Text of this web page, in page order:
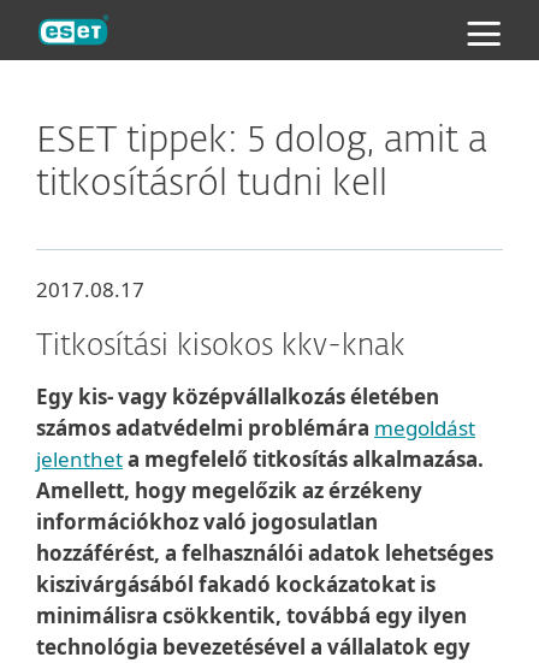
ESET tippek: 5 dolog, amit a
titkosításról tudni kell
2017.08.17
Titkosítási kisokos kkv-knak
Egy kis- vagy középvállalkozás életében
számos adatvédelmi problémára megoldást
jelentheta megfelelő titkosítás alkalmazása.
Amellett, hogy megelőzik az érzékeny
információkhoz való jogosulatlan
hozzáférést, a felhasználói adatok lehetséges
kiszivárgásából fakadó kockázatokat is
minimálisra csökkentik, továbbá egy ilyen
technológia bevezetésével a vállalatok egy
ESET